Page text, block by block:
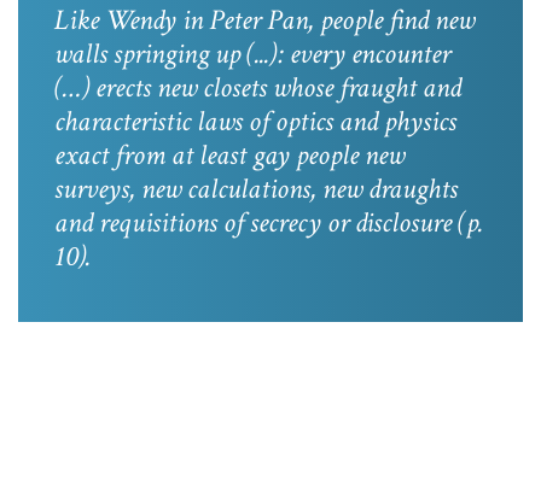
Like Wendy inPeter Pan, people find new
walls springing up (...): every encounter
(…) erects new closets whose fraught and
characteristic laws of optics and physics
exact from at least gay people new
surveys, new calculations, new draughts
and requisitions of secrecy or disclosure(p.
10).